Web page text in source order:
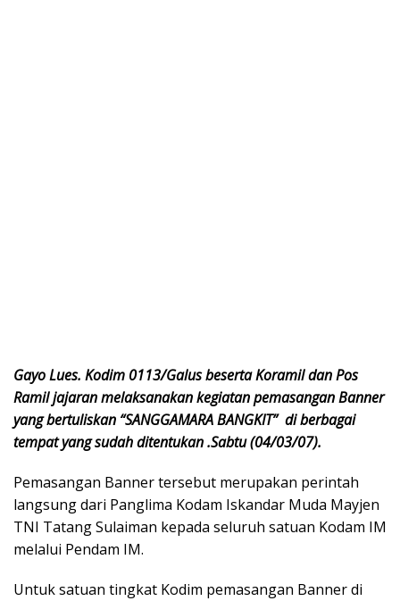
Gayo Lues. Kodim 0113/Galus beserta Koramil dan Pos
Ramil jajaran melaksanakan kegiatan pemasangan Banner
yang bertuliskan “SANGGAMARA BANGKIT” di berbagai
tempat yang sudah ditentukan .Sabtu (04/03/07).
Pemasangan Banner tersebut merupakan perintah
langsung dari Panglima Kodam Iskandar Muda Mayjen
TNI Tatang Sulaiman kepada seluruh satuan Kodam IM
melalui Pendam IM.
Untuk satuan tingkat Kodim pemasangan Banner di